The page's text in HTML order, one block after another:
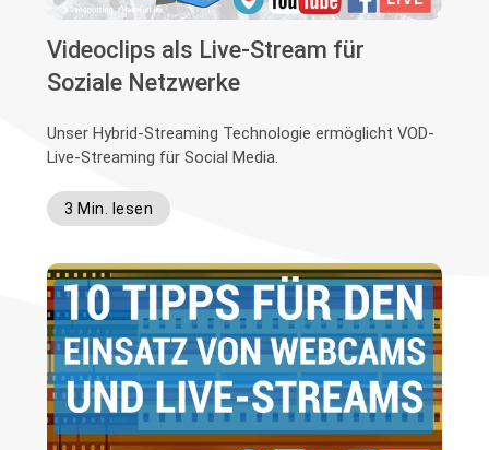
Videoclips als Live-Stream für
Soziale Netzwerke
Unser Hybrid-Streaming Technologie ermöglicht VOD-
Live-Streaming für Social Media.
3 Min. lesen